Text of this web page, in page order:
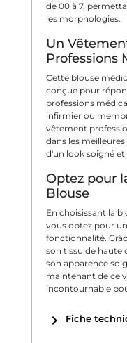
de 00 à 7,
les morphologies.
Un
Professions
Cette blouse
conçue pour
professions
infirmier ou
vêtement
dans les
d'un look soigné et
Optez pour
Blouse
En choisissant la
vous optez pour
fonctionnalité.
son tissu de haute
son apparence
maintenant de ce
incontournable
chevron_right Fiche